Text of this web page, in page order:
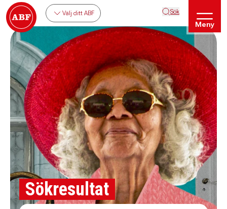
Välj ditt ABF Sök
Meny
Sökresultat